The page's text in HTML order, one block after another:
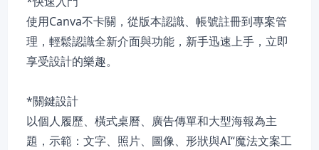
使用Canva不卡關，從版本認識、帳號註冊到專案管
理，輕鬆認識全新介面與功能，新手迅速上手，立即
享受設計的樂趣。
*關鍵設計
以個人履歷、橫式桌曆、廣告傳單和大型海報為主
題，示範：文字、照片、圖像、形狀與AI“魔法文案工